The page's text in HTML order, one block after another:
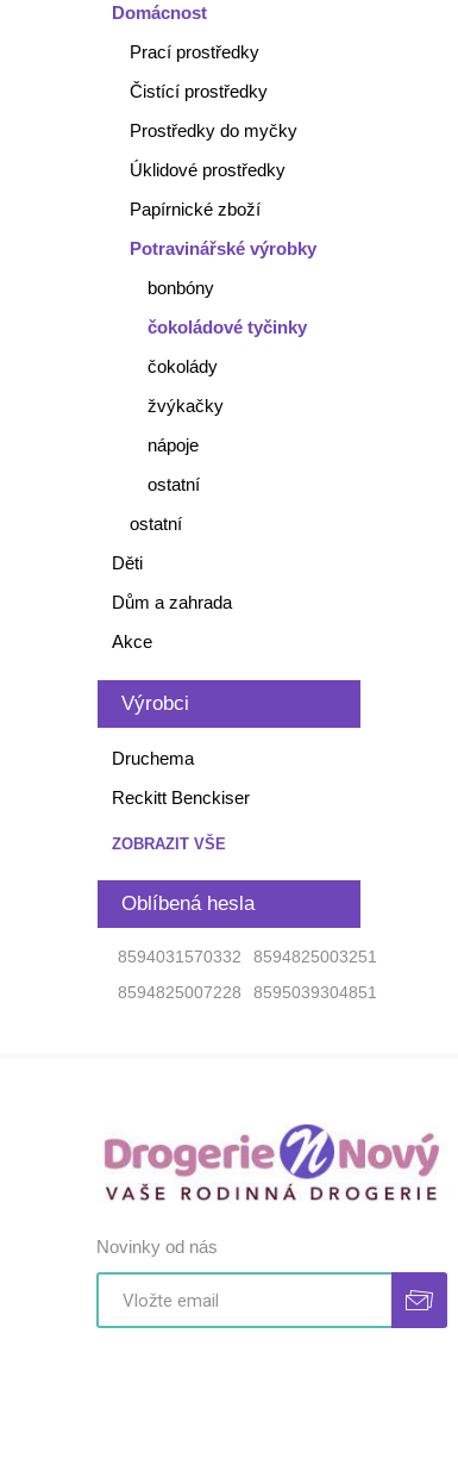
Domácnost
Prací prostředky
Čistící prostředky
Prostředky do myčky
Úklidové prostředky
Papírnické zboží
Potravinářské výrobky
bonbóny
čokoládové tyčinky
čokolády
žvýkačky
nápoje
ostatní
ostatní
Děti
Dům a zahrada
Akce
Výrobci
Druchema
Reckitt Benckiser
ZOBRAZIT VŠE
Oblíbená hesla
8594031570332
8594825003251
8594825007228
8595039304851
Novinky od nás